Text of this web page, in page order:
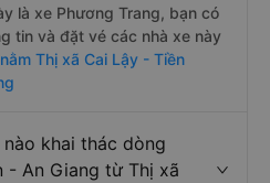
là xe Phương Trang, bạn có
tin và đặt vé các nhà xe này
Thị xã Cai Lậy - Tiền
khai thác dòng
- An Giang từ Thị xã